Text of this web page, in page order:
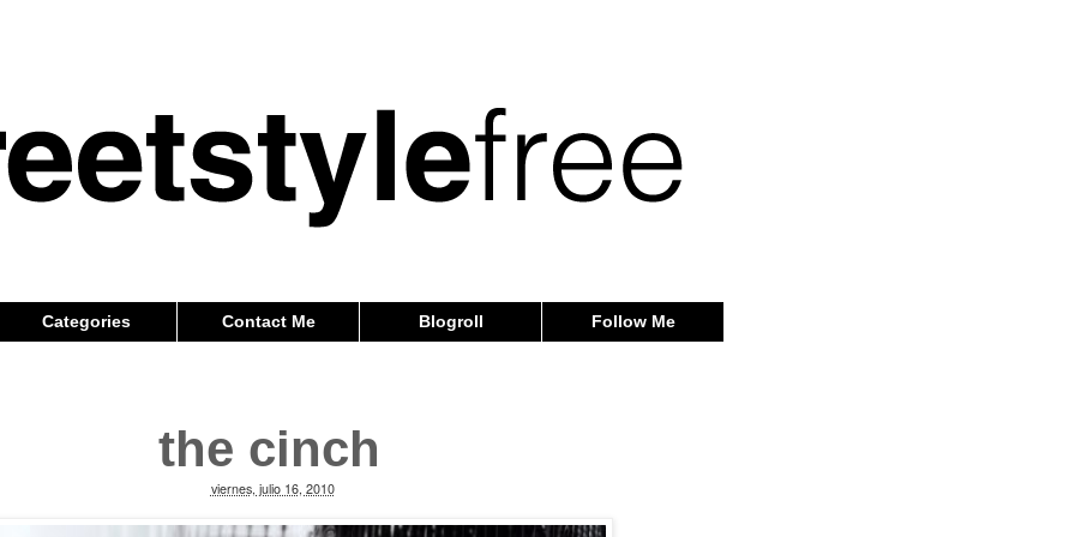
Categories Contact Me Blogroll Follow Me
the cinch
viernes, julio 16, 2010